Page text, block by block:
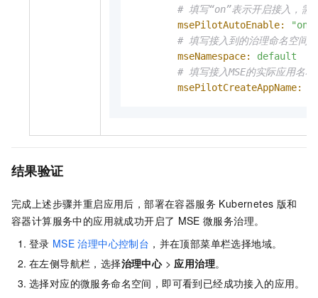
# 填写“on”表示开启接入，需
msePilotAutoEnable:
"on"
# 填写接入到的治理命名空间
mseNamespace:
default
# 填写接入MSE的实际应用名
msePilotCreateAppName:
结果验证
完成上述步骤并重启应用后，部署在容器服务 Kubernetes 版和
容器计算服务中的应用就成功开启了 MSE 微服务治理。
登录 MSE 治理中心控制台 ，并在顶部菜单栏选择地域。
在左侧导航栏，选择治理中心> 应用治理。
选择对应的微服务命名空间，即可看到已经成功接入的应用。